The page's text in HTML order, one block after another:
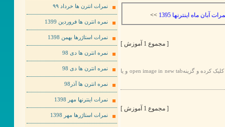
آبان ماه اینترنها 1395 >>
[ مجموع 1 آموزش ]
برای مشاهده عکس ها به صورت بهتر لطفا روی عکس مورد نظر راست کلیک کرده و گزینهopen image in new tab و یا
[ مجموع 1 آموزش ]
نمرات انترن ها خرداد ٩٩
نمره انترن ها فروردین 1399
نمرات استاژرها بهمن 1398
نمره انترن ها دی 98
نمره انترن ها دی 98
نمره انترن ها آذر98
نمرات اینترنها مهر 1398
نمرات استاژرها مهر 1398